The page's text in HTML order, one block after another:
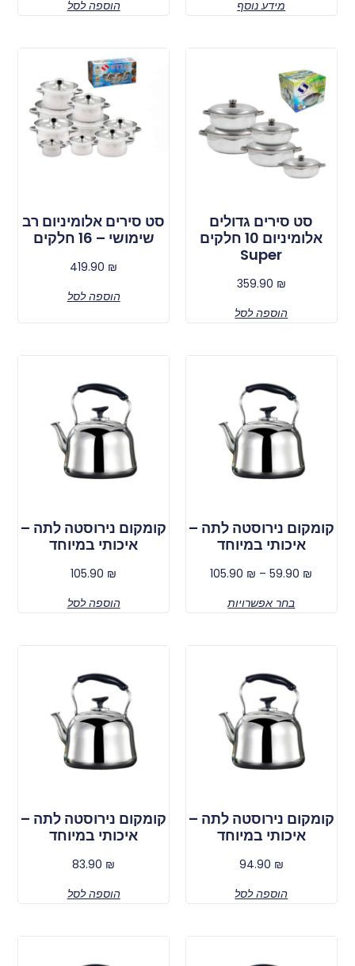
מידע נוסף הוספה לסל
סט סירים גדולים
אלומיניום 10 חלקים
Super
359.90 ₪
הוספה לסל
סט סירים אלומיניום רב
שימושי – 16 חלקים
419.90 ₪
הוספה לסל
קומקום נירוסטה לתה –
איכותי במיוחד
59.90 ₪
–
105.90 ₪
בחר אפשרויות
קומקום נירוסטה לתה –
איכותי במיוחד
105.90 ₪
הוספה לסל
קומקום נירוסטה לתה –
איכותי במיוחד
94.90 ₪
הוספה לסל
קומקום נירוסטה לתה –
איכותי במיוחד
83.90 ₪
הוספה לסל